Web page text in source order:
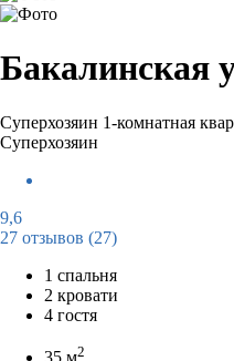
Бакалинская
Суперхозяин 1-комнатная
Суперхозяин
9,6
27 отзывов (27)
1 спальня
2 кровати
4 гостя
2